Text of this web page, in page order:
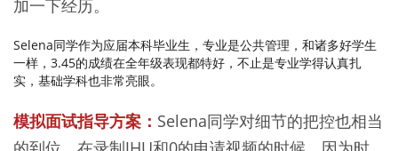
加一下经历。
Selena同学作为应届本科毕业生，专业是公共管理，和诸多好学生
一样，3.45的成绩在全年级表现都特好，不止是专业学得认真扎
实，基础学科也非常亮眼。
模拟面试指导方案： Selena同学对细节的把控也相当